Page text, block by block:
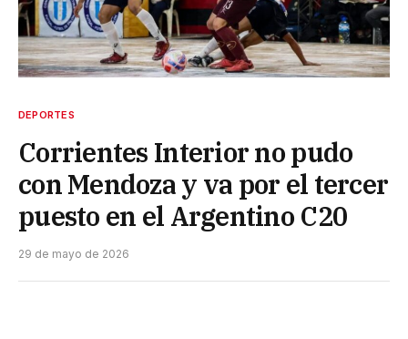
DEPORTES
Corrientes Interior no pudo
con Mendoza y va por el tercer
puesto en el Argentino C20
29 de mayo de 2026